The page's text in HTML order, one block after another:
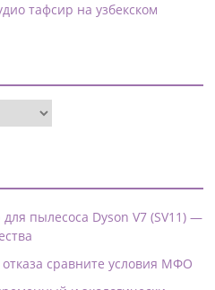
тафсир на узбекском
пылесоса Dyson V7 (SV11) —
сравните условия МФО